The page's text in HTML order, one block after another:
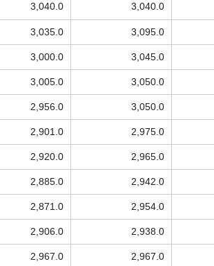
3,040.0 3,040.0
3,035.0 3,095.0
3,000.0 3,045.0
3,005.0 3,050.0
2,956.0 3,050.0
2,901.0 2,975.0
2,920.0 2,965.0
2,885.0 2,942.0
2,871.0 2,954.0
2,906.0 2,938.0
2,967.0 2,967.0